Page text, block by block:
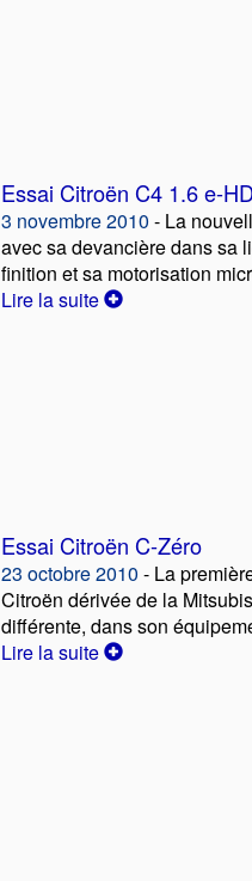
Essai Citroën C4 1.6 e-
3 novembre 2010 - La
avec sa devancière dans sa
finition et sa motorisation
Lire la suite
Essai Citroën C-Zéro
23 octobre 2010 - La
Citroën dérivée de la
différente, dans son
Lire la suite